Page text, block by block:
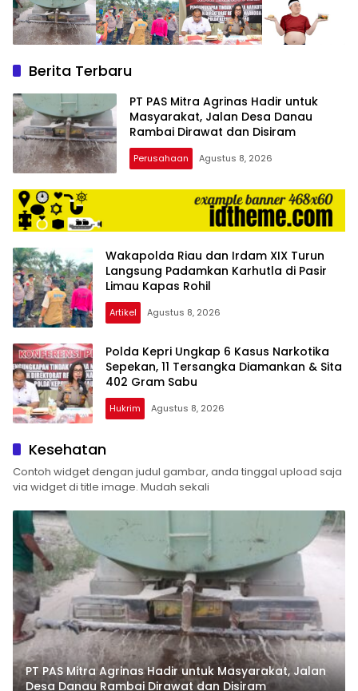
Berita Terbaru
‎PT PAS Mitra Agrinas Hadir untuk
Masyarakat, Jalan Desa Danau
Rambai Dirawat dan Disiram
Perusahaan Agustus 8, 2026
Wakapolda Riau dan Irdam XIX Turun
Langsung Padamkan Karhutla di Pasir
Limau Kapas Rohil
Artikel Agustus 8, 2026
Polda Kepri Ungkap 6 Kasus Narkotika
Sepekan, 11 Tersangka Diamankan & Sita
402 Gram Sabu
Hukrim Agustus 8, 2026
kompas1net
Kesehatan
Contoh widget dengan judul gambar, anda tinggal upload saja
via widget di title image. Mudah sekali
‎PT PAS Mitra Agrinas Hadir untuk Masyarakat, Jalan
Desa Danau Rambai Dirawat dan Disiram